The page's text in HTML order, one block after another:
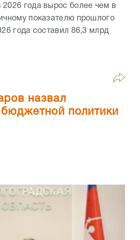
2026 года вырос более чем в
показателю прошлого
года составил 86,3 млрд
назвал
политики